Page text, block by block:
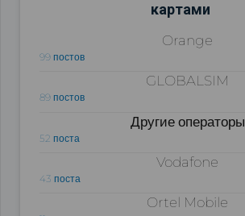
картами
Orange
99 постов
GLOBALSIM
89 постов
Другие операторы
52 поста
Vodafone
43 поста
Ortel Mobile